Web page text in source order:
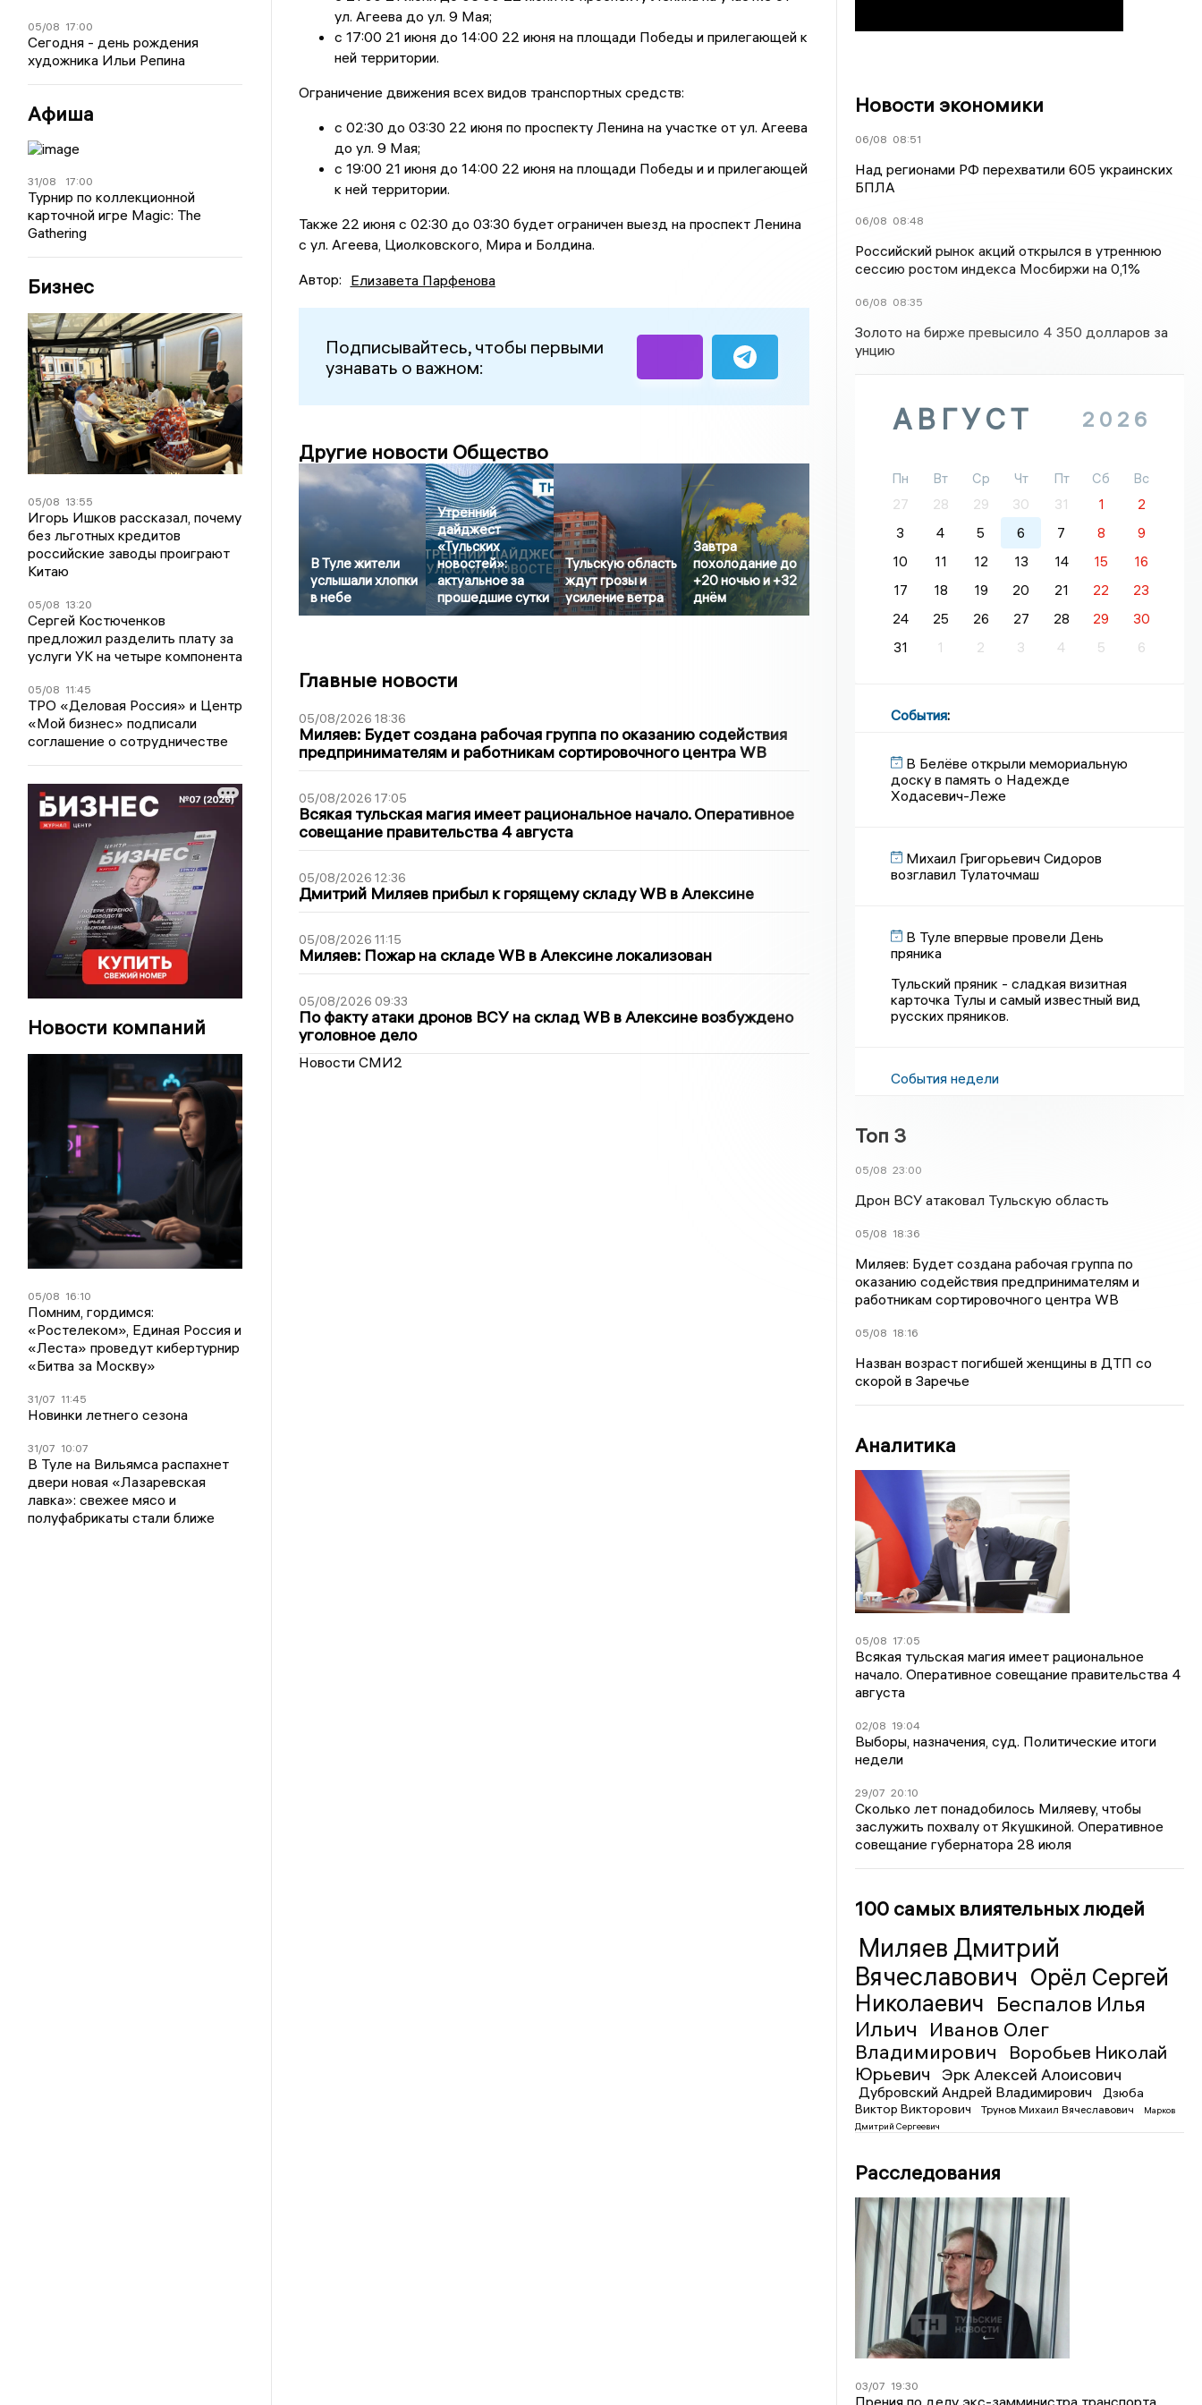
05/08 17:00
Сегодня - день рождения
художника Ильи Репина
Афиша
31/08 17:00
Турнир по коллекционной
карточной игре Magic: The
Gathering
Бизнес
05/08 13:55
Игорь Ишков рассказал, почему
без льготных кредитов
российские заводы проиграют
Китаю
05/08 13:20
Сергей Костюченков
предложил разделить плату за
услуги УК на четыре компонента
05/08 11:45
ТРО «Деловая Россия» и Центр
«Мой бизнес» подписали
соглашение о сотрудничестве
Новости компаний
05/08 16:10
Помним, гордимся:
«Ростелеком», Единая Россия и
«Леста» проведут кибертурнир
«Битва за Москву»
31/07 11:45
Новинки летнего сезона
31/07 10:07
В Туле на Вильямса распахнет
двери новая «Лазаревская
лавка»: свежее мясо и
полуфабрикаты стали ближе
ул. Агеева до ул. 9 Мая;
с 17:00 21 июня до 14:00 22 июня на площади Победы и прилегающей к
ней территории.
Ограничение движения всех видов транспортных средств:
с 02:30 до 03:30 22 июня по проспекту Ленина на участке от ул. Агеева
до ул. 9 Мая;
с 19:00 21 июня до 14:00 22 июня на площади Победы и и прилегающей
к ней территории.
Также 22 июня с 02:30 до 03:30 будет ограничен выезд на проспект Ленина
с ул. Агеева, Циолковского, Мира и Болдина.
Автор: Елизавета Парфенова
Подписывайтесь, чтобы первыми
узнавать о важном:
Другие новости Общество
В Туле жители
услышали хлопки
в небе
Утренний
дайджест
«Тульских
новостей»:
актуальное за
прошедшие сутки
Тульскую область
ждут грозы и
усиление ветра
Завтра
похолодание до
+20 ночью и +32
днём
Главные новости
05/08/2026 18:36
Миляев: Будет создана рабочая группа по оказанию содействия
предпринимателям и работникам сортировочного центра WB
05/08/2026 17:05
Всякая тульская магия имеет рациональное начало. Оперативное
совещание правительства 4 августа
05/08/2026 12:36
Дмитрий Миляев прибыл к горящему складу WB в Алексине
05/08/2026 11:15
Миляев: Пожар на складе WB в Алексине локализован
05/08/2026 09:33
По факту атаки дронов ВСУ на склад WB в Алексине возбуждено
уголовное дело
Новости СМИ2
Новости экономики
06/08 08:51
Над регионами РФ перехватили 605 украинских
БПЛА
06/08 08:48
Российский рынок акций открылся в утреннюю
сессию ростом индекса Мосбиржи на 0,1%
06/08 08:35
Золото на бирже превысило 4 350 долларов за
унцию
АВГУСТ 2026
Пн Вт Ср Чт Пт Сб
Вс
27
28 29 30 31 1
2
3
4 5 6 7 8
9
10
11 12 13 14 15
16
17
18 19 20 21 22
23
24
25 26 27 28 29
30
31
1 2 3 4 5 6
События:
В Белёве открыли мемориальную
доску в память о Надежде
Ходасевич-Леже
Михаил Григорьевич Сидоров
возглавил Тулаточмаш
В Туле впервые провели День
пряника
Тульский пряник - сладкая визитная
карточка Тулы и самый известный вид
русских пряников.
События недели
Топ 3
05/08 23:00
Дрон ВСУ атаковал Тульскую область
05/08 18:36
Миляев: Будет создана рабочая группа по
оказанию содействия предпринимателям и
работникам сортировочного центра WB
05/08 18:16
Назван возраст погибшей женщины в ДТП со
скорой в Заречье
Аналитика
05/08 17:05
Всякая тульская магия имеет рациональное
начало. Оперативное совещание правительства 4
августа
02/08 19:04
Выборы, назначения, суд. Политические итоги
недели
29/07 20:10
Сколько лет понадобилось Миляеву, чтобы
заслужить похвалу от Якушкиной. Оперативное
совещание губернатора 28 июля
100 самых влиятельных людей
Миляев Дмитрий
Вячеславович Орёл Сергей
Николаевич Беспалов Илья
Ильич
Иванов Олег
Владимирович
Воробьев Николай
Юрьевич
Эрк Алексей Алоисович
Дубровский Андрей Владимирович
Дзюба
Виктор Викторович
Трунов Михаил Вячеславович
Марков
Дмитрий Сергеевич
Расследования
03/07 19:30
Прения по делу экс-замминистра транспорта